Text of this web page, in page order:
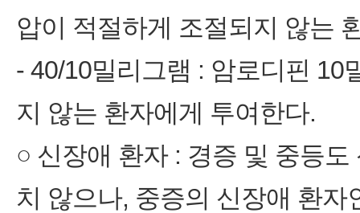
압이 적절하게 조절되지 않는
- 40/10밀리그램 : 암로디핀 10
지 않는 환자에게 투여한다.
○ 신장애 환자 : 경증 및 중등
치 않으나, 중증의 신장애 환